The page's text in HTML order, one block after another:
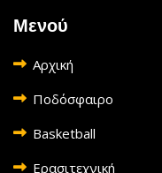
Μενού
Αρχική
Ποδόσφαιρο
Basketball
Ερασιτεχνική